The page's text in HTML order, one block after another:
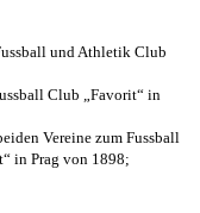
und Athletik Club
Club „Favorit“ in
Vereine zum Fussball
in Prag von 1898;